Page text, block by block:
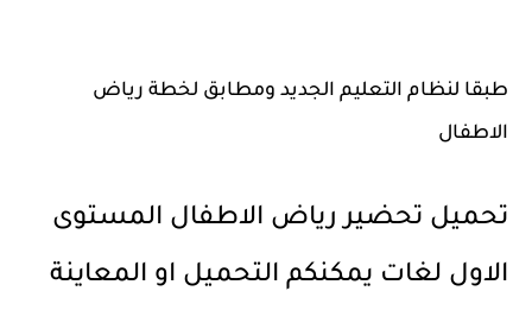
طبقا لنظام التعليم الجديد ومطابق لخطة رياض
الاطفال
تحميل تحضير رياض الاطفال المستوى
الاول لغات يمكنكم التحميل او المعاينة